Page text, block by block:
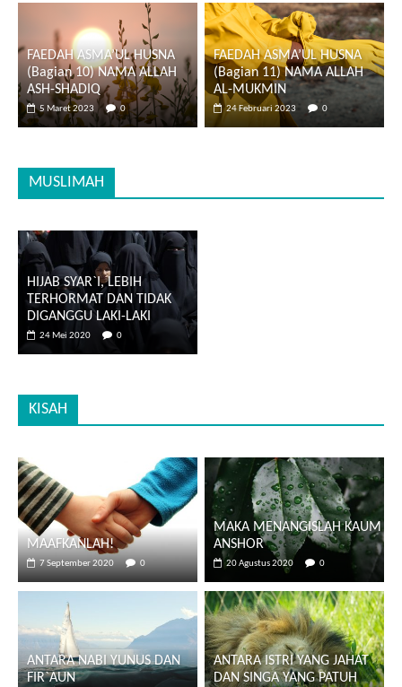
FAEDAH ASMA’UL HUSNA
(Bagian 10) NAMA ALLAH
ASH-SHADIQ
5 Maret 2023 0
FAEDAH ASMA’UL HUSNA
(Bagian 11) NAMA ALLAH
AL-MUKMIN
24 Februari 2023 0
MUSLIMAH
HIJAB SYAR`I, LEBIH
TERHORMAT DAN TIDAK
DIGANGGU LAKI-LAKI
24 Mei 2020 0
KISAH
MAAFKANLAH!
7 September 2020 0
MAKA MENANGISLAH KAUM
ANSHOR
20 Agustus 2020 0
ANTARA NABI YUNUS DAN
FIR`AUN
ANTARA ISTRI YANG JAHAT
DAN SINGA YANG PATUH